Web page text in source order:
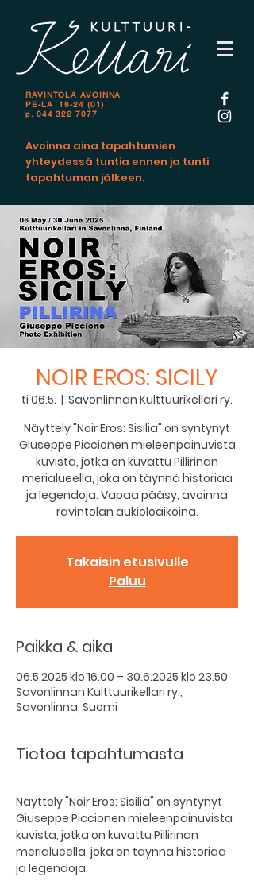
RAVINTOLA AVOINNA
PE-LA 18-24 (01)
p. 044 322 7077
Avoinna aina tapahtumien
yhteydessä tuntia ennen ja tunti
tapahtuman jälkeen.
NOIR EROS: SICILY
ti 06.5.
  |
Savonlinnan Kulttuurikellari ry.
Näyttely "Noir Eros: Sisilia" on syntynyt
Giuseppe Piccionen mieleenpainuvista
kuvista, jotka on kuvattu Pillirinan
merialueella, joka on täynnä historiaa
ja legendoja. Vapaa pääsy, avoinna
ravintolan aukioloaikoina.
Takaisin etusivulle
Paluu
Paikka & aika
06.5.2025 klo 16.00 – 30.6.2025 klo 23.50
Savonlinnan Kulttuurikellari ry.,
Savonlinna, Suomi
Tietoa tapahtumasta
Näyttely "Noir Eros: Sisilia" on syntynyt
Giuseppe Piccionen mieleenpainuvista
kuvista, jotka on kuvattu Pillirinan
merialueella, joka on täynnä historiaa
ja legendoja.